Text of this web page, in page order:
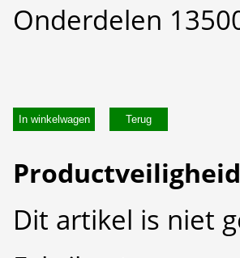
Onderdelen
In winkelwagen
Productveiligheid
Dit artikel is niet